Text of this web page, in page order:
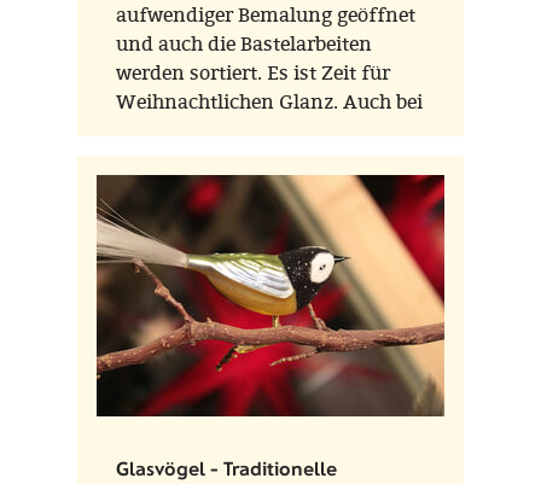
aufwendiger Bemalung geöffnet
und auch die Bastelarbeiten
werden sortiert. Es ist Zeit für
Weihnachtlichen Glanz. Auch bei
FORMOST! Kommen Sie uns
besuchen.
Glasvögel - Traditionelle